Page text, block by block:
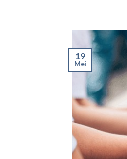
19
Mei